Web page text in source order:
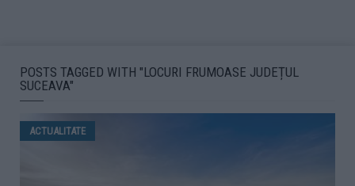
POSTS TAGGED WITH "LOCURI FRUMOASE JUDEȚUL
SUCEAVA"
ACTUALITATE